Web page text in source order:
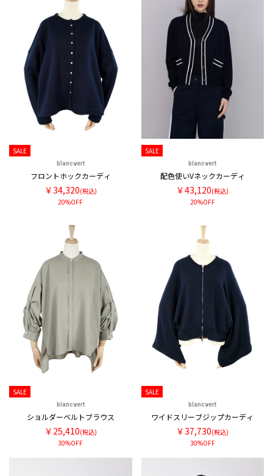
SALE
blancvert
フロントホックカーディ
￥34,320(税込)
20%OFF
SALE
blancvert
配色使いVネックカーディ
￥43,120(税込)
20%OFF
SALE
blancvert
ショルダーベルトブラウス
￥25,410(税込)
30%OFF
SALE
blancvert
ワイドスリーブジップカーディ
￥37,730(税込)
30%OFF